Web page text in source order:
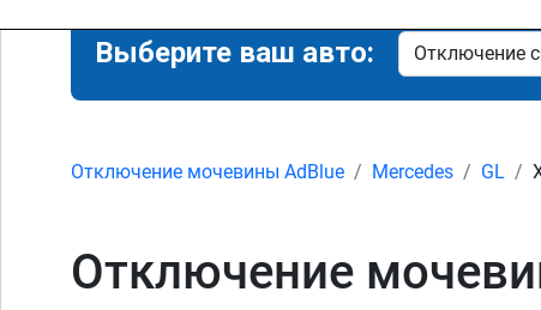
Выберите ваш авто:
Отключение мочевины AdBlue Mercedes GL
Отключение